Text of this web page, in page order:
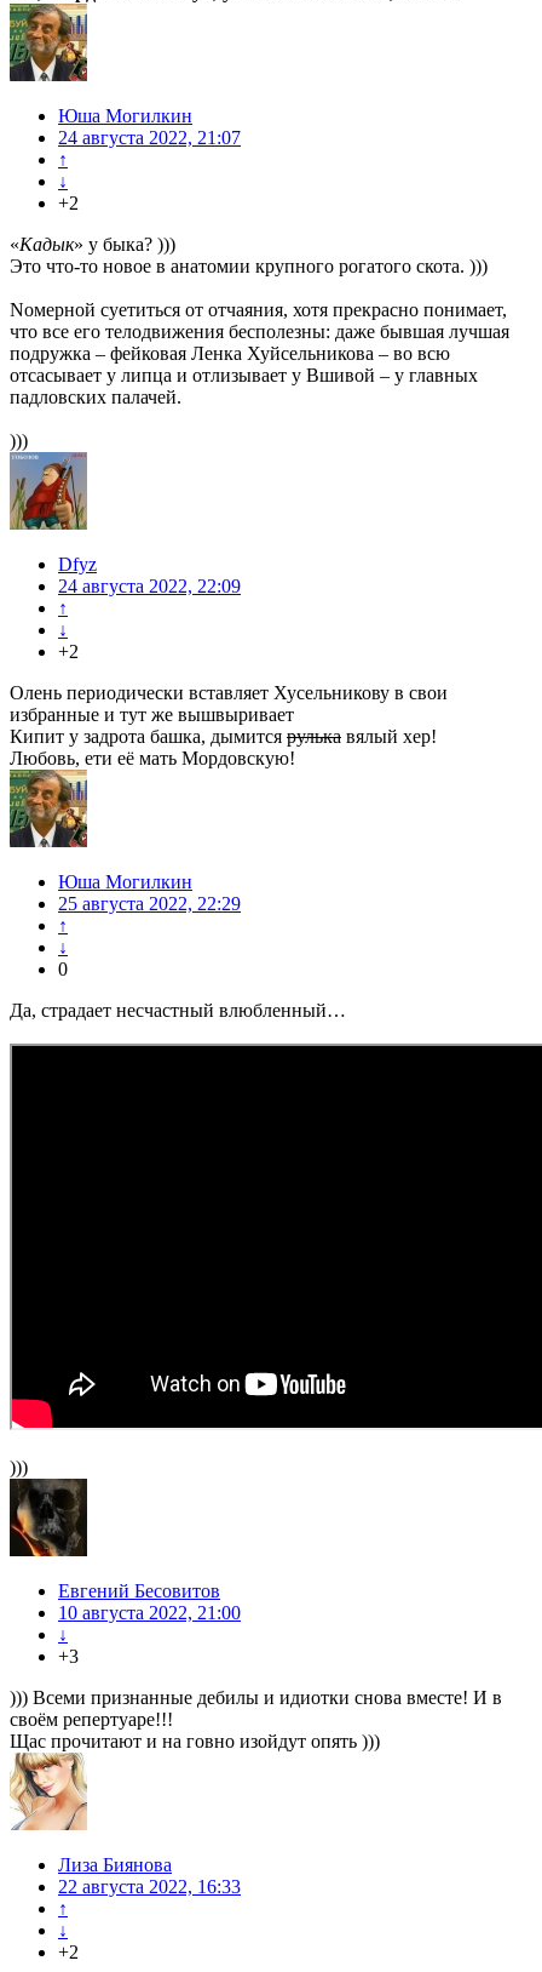
Юша Могилкин
24 августа 2022, 21:07
↑
↓
+2
«Кадык» у быка? )))
Это что-то новое в анатомии крупного рогатого скота. )))
Nомерной суетиться от отчаяния, хотя прекрасно понимает,
что все его телодвижения бесполезны: даже бывшая лучшая
подружка – фейковая Ленка Хуйсельникова – во всю
отсасывает у липца и отлизывает у Вшивой – у главных
падловских палачей.
)))
Dfyz
24 августа 2022, 22:09
↑
↓
+2
Олень периодически вставляет Хусельникову в свои
избранные и тут же вышвыривает
Кипит у задрота башка, дымится рулька вялый хер!
Любовь, ети её мать Мордовскую!
Юша Могилкин
25 августа 2022, 22:29
↑
↓
0
Да, страдает несчастный влюбленный…
)))
Евгений Бесовитов
10 августа 2022, 21:00
↓
+3
))) Всеми признанные дебилы и идиотки снова вместе! И в
своём репертуаре!!!
Щас прочитают и на говно изойдут опять )))
Лиза Биянова
22 августа 2022, 16:33
↑
↓
+2